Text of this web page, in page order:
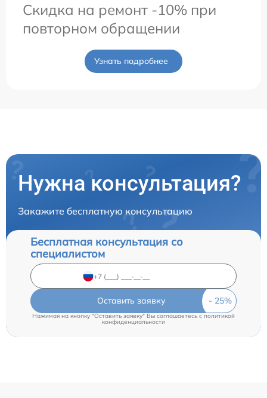
Скидка на ремонт -10% при
повторном обращении
Узнать подробнее
Нужна консультация?
Закажите бесплатную консультацию
Бесплатная консультация со
специалистом
Оставить заявку
Нажимая на кнопку "Оставить заявку" Вы соглашаетесь c политикой
конфиденциальности